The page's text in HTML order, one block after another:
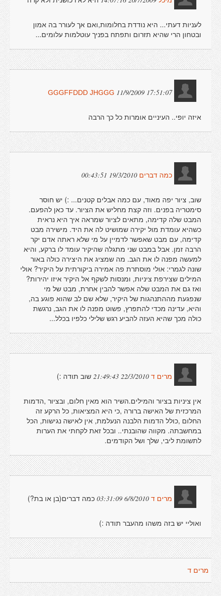
לעניות דעתי... היא נודדת בחלומות,ואם אך לעורר בה אמון
ובטחון הרי שהיא תזרום ותפתח בפניך עוטלמות עלומים...
GGGFFDDD JHGGG 11/9/2009 17:51:07
איזה יופי.. העיניים אומרות כל כך הרבה
כמה דברים 19/3/2010 00:43:51
שוב, ציור יפה מאוד, עם כמה אבלים קטנים... :) יש חוסר
סימטריה בפנים. וזה קצת מחליש את הציור. עד כאן להפעם.
המבט שלה קדימה, מתאים לציור שמראה איך היא נראית
כשהיא עומדת מול יקירה שמושיט לה את היד. מישירה מבט
קדימה, עם מבט שאפשר לדמיין על מי שלא ראתה אדם יקר
הרבה זמן. אבל במבט שני מתגלה שהיקיר עומד לו ברקע, והיא
למעשה מפנה לו את הגב. מה שמציג את היצירה כולה באור
שונה לגמרי: אולי מוסתרת פה אמירה ביקורתית על היקיר? אולי
המילים שצירפת ציניות, ומנסות לשקף אל היקיר איזו יהירות?
ואז גם את המבט שלה אפשר להבין אחרת, מבט של מי
שנפגעת מההתנהגות של היקיר, שלא שם לב שהוא פוגע בה,
והיא, עדינה מכדי להתפרץ, פשוט מפנה לו את הגב, נרגשת
כולה מכך שהיא העזה להביע רגש שלילי כלפיו בכלל...
מרים ד 22/3/2010 21:49:43 שוב תודה :)
אין ציניות בציור והמילים.השיר הוא מאין חלום, ובציור ,הדמות
המרכזית של האישה ברורה ,כי היא המציאות, כל הרקע זה
החלום ,כולל הדמות הלבנה הנעלמת, אין לאישה נגישות, הכל
במחשבתה. מקווה שהובנתי.. ובכל זאת לקחתי את הערות
לתשומת ליבי, שלך ושל הקודמים.
מרים ד 6/8/2010 03:31:09 כמה דברים(בן או בת?)
ואוליי יש בזה משהו מהעבר תודה :)
מרים ד